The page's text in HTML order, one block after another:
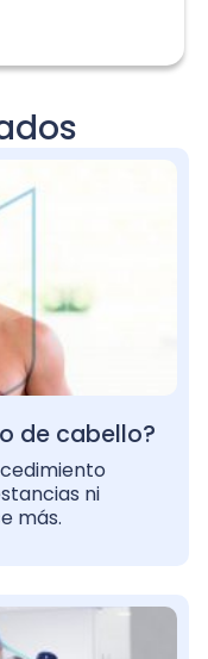
de cabello?
ni
más.